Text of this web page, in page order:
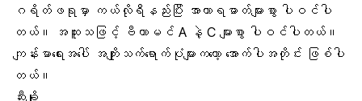
ဂရိတ်ဖရုမှာ ကယ်လိုရီနည်းပြီး အာဟာရဓာတ်များစွာ ပါဝင်ပါ
တယ်။ အထူးသဖြင့် ဗီတာမင် A နဲ့ C များစွာ ပါဝင်ပါတယ်။
ကျန်းမာရေးအပေါ် အကျိုးသက်ရောက်ပုံများကတော့ အောက်ပါအတိုင်း ဖြစ်ပါ
တယ်။
ဆီးချို